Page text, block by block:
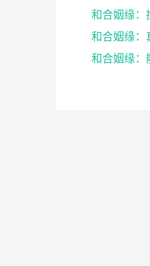
和合姻缘：
和合姻缘：
和合姻缘：